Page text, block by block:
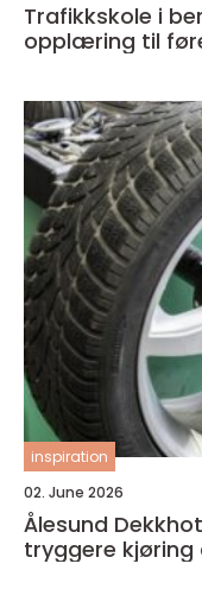
Trafikkskole i
opplæring til
inspiration
02. June 2026
Ålesund Dekkhotell smart
tryggere